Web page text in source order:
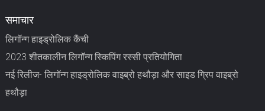
समाचार
लिगॉन्ग हाइड्रोलिक कैंची
2023 शीतकालीन लिगॉन्ग स्किपिंग रस्सी प्रतियोगिता
नई रिलीज- लिगॉन्ग हाइड्रोलिक वाइब्रो हथौड़ा और साइड ग्रिप वाइब्रो
हथौड़ा